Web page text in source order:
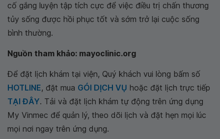
cố gắng luyện tập tích cực để việc điều trị chấn thương
tủy sống được hồi phục tốt và sớm trở lại cuộc sống
bình thường.
Nguồn tham khảo: mayoclinic.org
Để đặt lịch khám tại viện, Quý khách vui lòng bấm số
HOTLINE, đặt mua GÓI DỊCH VỤ hoặc đặt lịch trực tiếp
TẠI ĐÂY. Tải và đặt lịch khám tự động trên ứng dụng
My Vinmec để quản lý, theo dõi lịch và đặt hẹn mọi lúc
mọi nơi ngay trên ứng dụng.